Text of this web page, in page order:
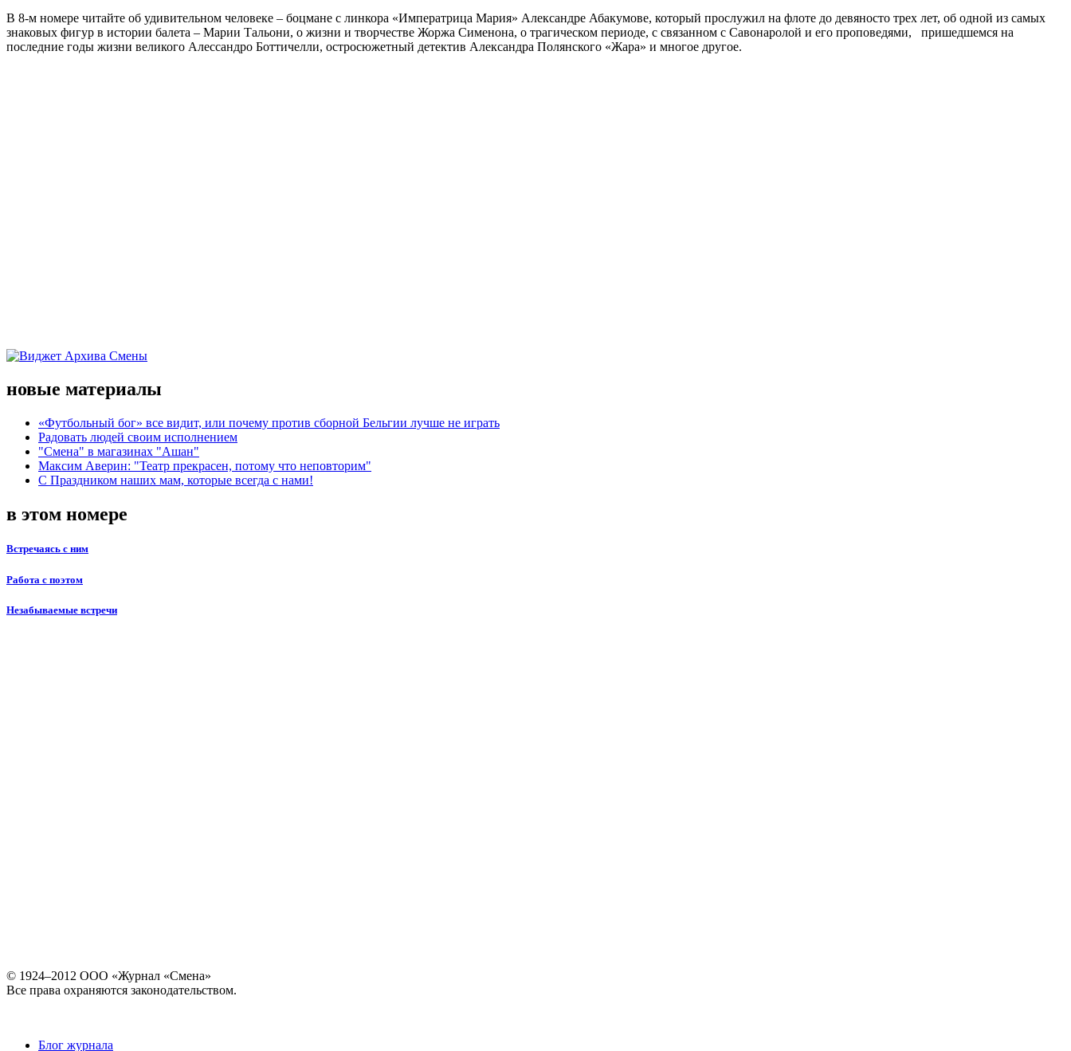
В 8-м номере читайте об удивительном человеке – боцмане с линкора «Императрица Мария» Александре Абакумове, который прослужил на флоте до девяносто трех лет, об одной из самых
знаковых фигур в истории балета – Марии Тальони, о жизни и творчестве Жоржа Сименона, о трагическом периоде, с связанном с Савонаролой и его проповедями, пришедшемся на
последние годы жизни великого Алессандро Боттичелли, остросюжетный детектив Александра Полянского «Жара» и многое другое.
новые материалы
«Футбольный бог» все видит, или почему против сборной Бельгии лучше не играть
Радовать людей своим исполнением
"Смена" в магазинах "Ашан"
Максим Аверин: "Театр прекрасен, потому что неповторим"
С Праздником наших мам, которые всегда с нами!
в этом номере
Встречаясь с ним
Работа с поэтом
Незабываемые встречи
© 1924–2012 ООО «Журнал «Смена»
Все права охраняются законодательством.
Блог журнала